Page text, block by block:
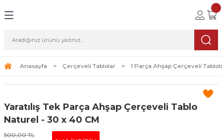
Tablolar
Tablolar
Sanat
Anasayfa Çerçeveli Tablolar 1 Parça Ahşap Çerçeveli
Yaratılış Tek Parça Ahşap Çerçeveli Tablo
Naturel - 30 x 40 CM
500,00 TL